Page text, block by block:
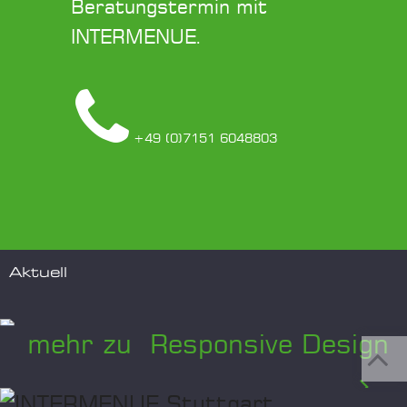
Beratungstermin mit
INTERMENUE.
+49 (0)7151 6048803
Aktuell
mehr zu Responsive Design